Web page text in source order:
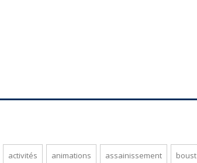
activités animations assainissement boust